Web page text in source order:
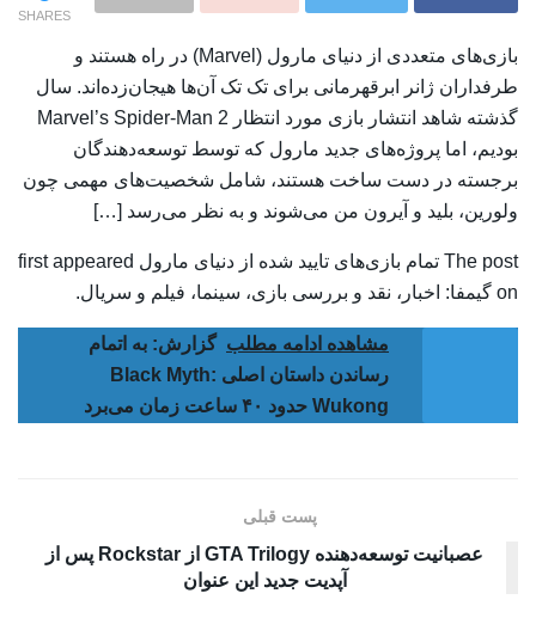
SHARES
بازی‌های متعددی از دنیای مارول (Marvel) در راه هستند و
طرفداران ژانر ابرقهرمانی برای تک تک آن‌ها هیجان‌زده‌اند. سال
گذشته شاهد انتشار بازی مورد انتظار Marvel’s Spider-Man 2
بودیم، اما پروژه‌های جدید مارول که توسط توسعه‌دهندگان
برجسته در دست ساخت هستند، شامل شخصیت‌های مهمی چون
ولورین، بلید و آیرون من می‌شوند و به نظر می‌رسد […]
The post تمام بازی‌های تایید شده از دنیای مارول first appeared
on گیمفا: اخبار، نقد و بررسی بازی، سینما، فیلم و سریال.
مشاهده ادامه مطلب گزارش: به اتمام
رساندن داستان اصلی Black Myth:
Wukong حدود ۴۰ ساعت زمان می‌برد
پست قبلی
عصبانیت توسعه‌دهنده GTA Trilogy از Rockstar پس از
آپدیت جدید این عنوان